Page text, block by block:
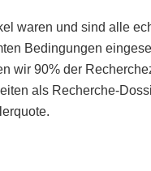
waren und sind alle
Bedingungen
wir 90% der
als Recherche-